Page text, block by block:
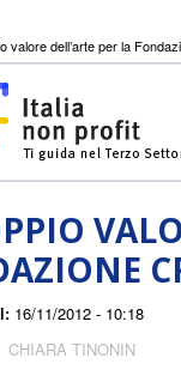
valore dell’arte per la
16/11/2012 - 10:18
CHIARA TINONIN